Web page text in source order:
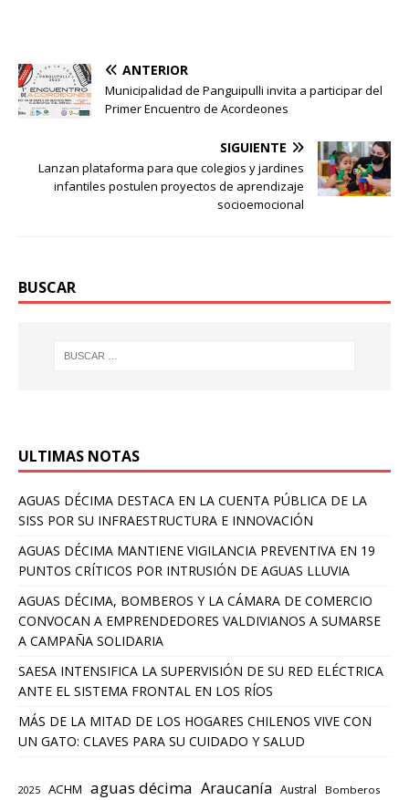
ANTERIOR
Municipalidad de Panguipulli invita a participar del
Primer Encuentro de Acordeones
SIGUIENTE
Lanzan plataforma para que colegios y jardines
infantiles postulen proyectos de aprendizaje
socioemocional
BUSCAR
ULTIMAS NOTAS
AGUAS DÉCIMA DESTACA EN LA CUENTA PÚBLICA DE LA
SISS POR SU INFRAESTRUCTURA E INNOVACIÓN
AGUAS DÉCIMA MANTIENE VIGILANCIA PREVENTIVA EN 19
PUNTOS CRÍTICOS POR INTRUSIÓN DE AGUAS LLUVIA
AGUAS DÉCIMA, BOMBEROS Y LA CÁMARA DE COMERCIO
CONVOCAN A EMPRENDEDORES VALDIVIANOS A SUMARSE
A CAMPAÑA SOLIDARIA
SAESA INTENSIFICA LA SUPERVISIÓN DE SU RED ELÉCTRICA
ANTE EL SISTEMA FRONTAL EN LOS RÍOS
MÁS DE LA MITAD DE LOS HOGARES CHILENOS VIVE CON
UN GATO: CLAVES PARA SU CUIDADO Y SALUD
2025 ACHM aguas décima Araucanía Austral Bomberos